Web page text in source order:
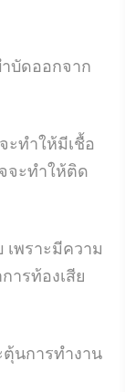
บัดออกจาก
ะทำให้มีเชื้อ
จะทำให้ติด
พราะมีความ
ารท้องเสีย
นการทำงาน